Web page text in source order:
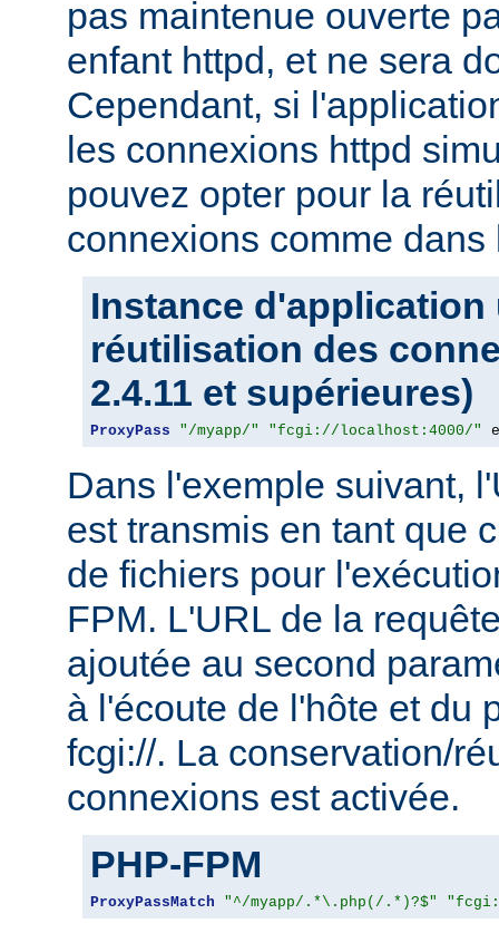
pas maintenue ouverte
enfant httpd, et ne sera
Cependant, si
les connexions httpd
pouvez opter pour la
connexions comme
Instance d'application
réutilisation des
2.4.11 et supérieures)
ProxyPass "/myapp/" "fcgi://localhost:4000/"
Dans l'exemple suivant,
est transmis en tant que
de fichiers pour
FPM. L'URL de la
ajoutée au second
à l'écoute de l'hôte et du
fcgi://. La conservation/
connexions est activée.
PHP-FPM
ProxyPassMatch "^/myapp/.*\.php(/.*)?$"